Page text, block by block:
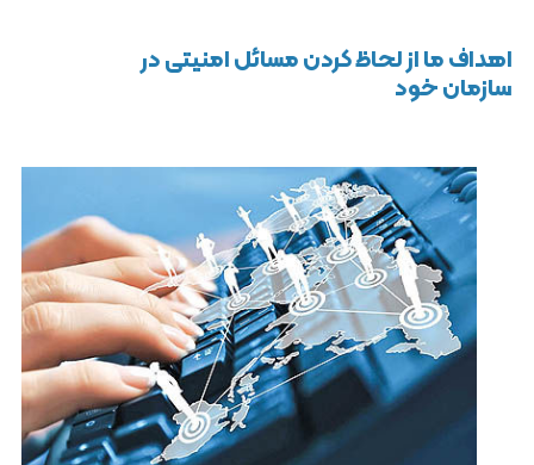
اهداف ما از لحاظ کردن مسائل امنیتی در
سازمان خود